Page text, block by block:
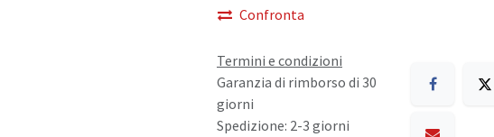
Confronta
Termini e condizioni
Garanzia di rimborso di 30
giorni
Spedizione: 2-3 giorni